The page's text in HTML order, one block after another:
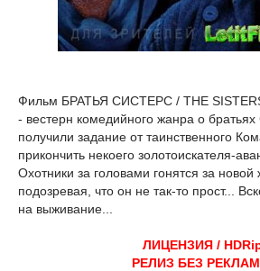
Фильм БРАТЬЯ СИСТЕРС / THE
- вестерн комедийного жанра о
получили задание от таинственного
прикончить некоего золотоискателя-
Охотники за головами гонятся за новой
подозревая, что он не так-то прост...
на выживание...
ЛИЦЕНЗИЯ /
РЕЛИЗ БЕЗ